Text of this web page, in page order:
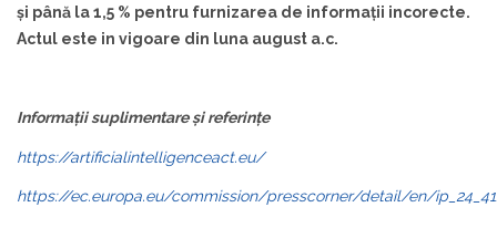
și până la 1,5 % pentru furnizarea de informații incorecte.
Actul este in vigoare din luna august a.c.
Informații suplimentare și referințe
https://artificialintelligenceact.eu/
https://ec.europa.eu/commission/presscorner/detail/en/